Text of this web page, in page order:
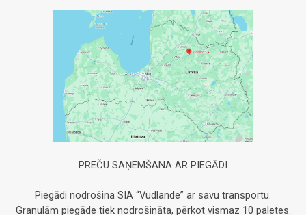
PREČU SAŅEMŠANA AR PIEGĀDI
Piegādi nodrošina SIA “Vudlande” ar savu transportu.
Granulām piegāde tiek nodrošināta, pērkot vismaz 10 paletes.